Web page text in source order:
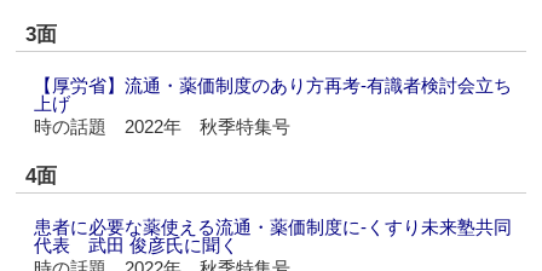
3面
【厚労省】流通・薬価制度のあり方再考‐有識者検討会立ち
上げ
時の話題 2022年 秋季特集号
4面
患者に必要な薬使える流通・薬価制度に‐くすり未来塾共同
代表 武田 俊彦氏に聞く